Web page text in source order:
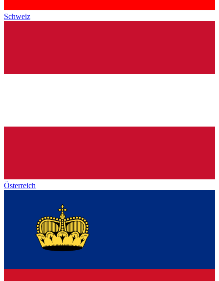
Schweiz
Österreich